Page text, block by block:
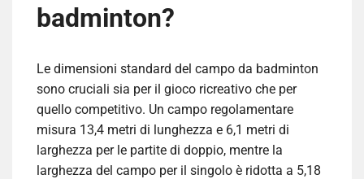
badminton?
Le dimensioni standard del campo da badminton
sono cruciali sia per il gioco ricreativo che per
quello competitivo. Un campo regolamentare
misura 13,4 metri di lunghezza e 6,1 metri di
larghezza per le partite di doppio, mentre la
larghezza del campo per il singolo è ridotta a 5,18